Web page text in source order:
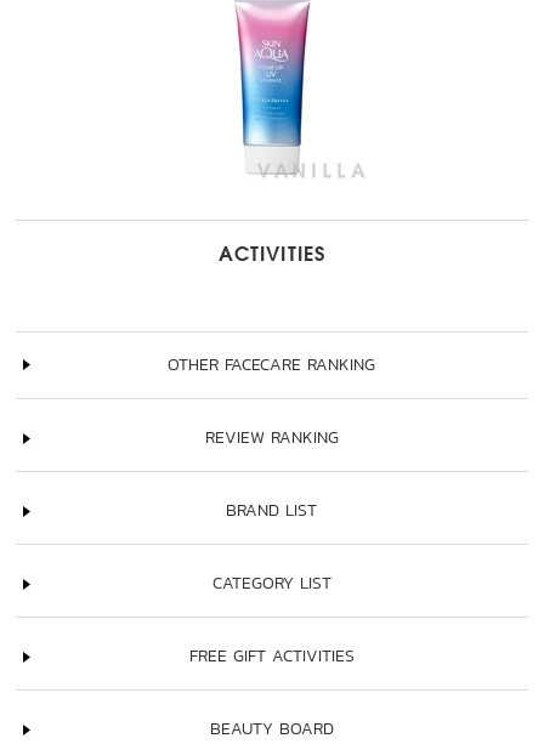
ACTIVITIES
OTHER FACECARE RANKING
REVIEW RANKING
BRAND LIST
CATEGORY LIST
FREE GIFT ACTIVITIES
BEAUTY BOARD